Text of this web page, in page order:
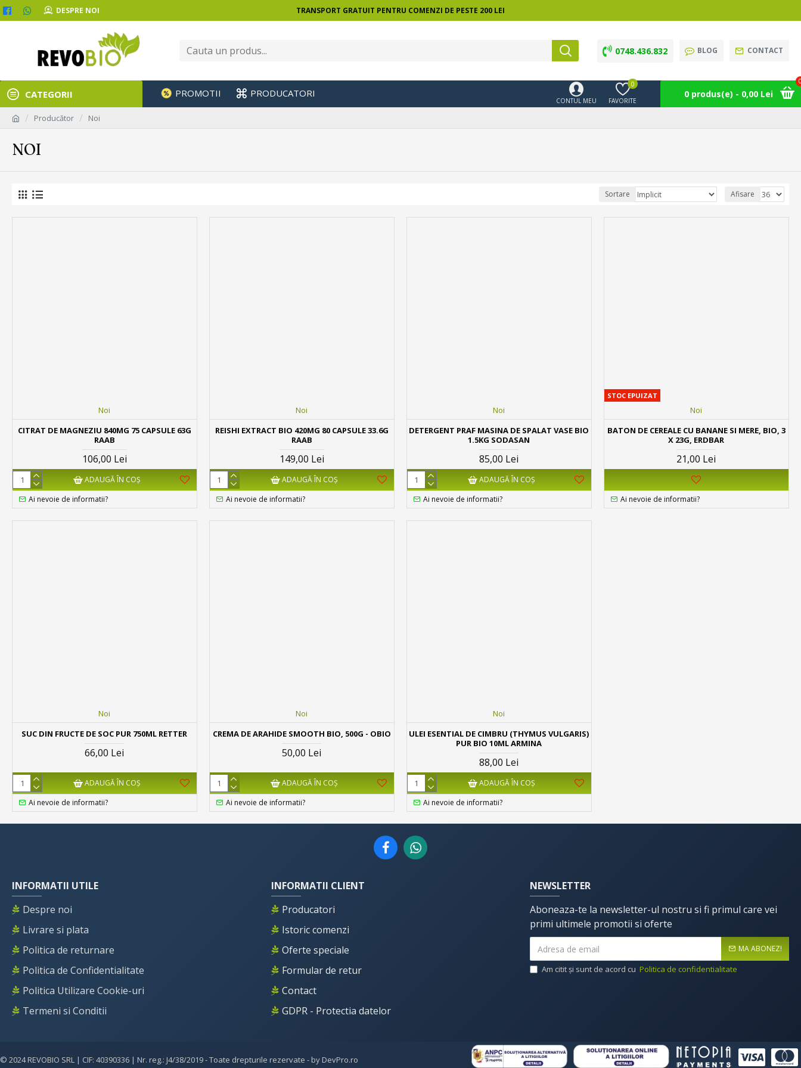
DESPRE NOI TRANSPORT GRATUIT PENTRU COMENZI DE PESTE 200 LEI
0748.436.832 BLOG CONTACT
CATEGORII PROMOTII PRODUCATORI
CONTUL MEU FAVORITE
0
0 produs(e) - 0,00 Lei
Producător Noi
NOI
Sortare Afisare
Noi
CITRAT DE MAGNEZIU 840MG 75 CAPSULE 63G
RAAB
106,00 Lei
ADAUGĂ ÎN COŞ
Ai nevoie de informatii?
Noi
REISHI EXTRACT BIO 420MG 80 CAPSULE 33.6G
RAAB
149,00 Lei
ADAUGĂ ÎN COŞ
Ai nevoie de informatii?
Noi
DETERGENT PRAF MASINA DE SPALAT VASE BIO
1.5KG SODASAN
85,00 Lei
ADAUGĂ ÎN COŞ
Ai nevoie de informatii?
STOC EPUIZAT
Noi
BATON DE CEREALE CU BANANE SI MERE, BIO, 3
X 23G, ERDBAR
21,00 Lei
Ai nevoie de informatii?
Noi
SUC DIN FRUCTE DE SOC PUR 750ML RETTER
66,00 Lei
ADAUGĂ ÎN COŞ
Ai nevoie de informatii?
Noi
CREMA DE ARAHIDE SMOOTH BIO, 500G - OBIO
50,00 Lei
ADAUGĂ ÎN COŞ
Ai nevoie de informatii?
Noi
ULEI ESENTIAL DE CIMBRU (THYMUS VULGARIS)
PUR BIO 10ML ARMINA
88,00 Lei
ADAUGĂ ÎN COŞ
Ai nevoie de informatii?
INFORMATII UTILE
Despre noi
Livrare si plata
Politica de returnare
Politica de Confidentialitate
Politica Utilizare Cookie-uri
Termeni si Conditii
INFORMATII CLIENT
Producatori
Istoric comenzi
Oferte speciale
Formular de retur
Contact
GDPR - Protectia datelor
NEWSLETTER
Aboneaza-te la newsletter-ul nostru si fi primul care vei
primi ultimele promotii si oferte
MA ABONEZ!
Am citit şi sunt de acord cu Politica de confidentialitate
© 2024 REVOBIO SRL | CIF: 40390336 | Nr. reg.: J4/38/2019 - Toate drepturile rezervate - by DevPro.ro